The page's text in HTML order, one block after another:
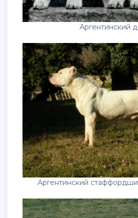
Аргентинский
Аргентинский